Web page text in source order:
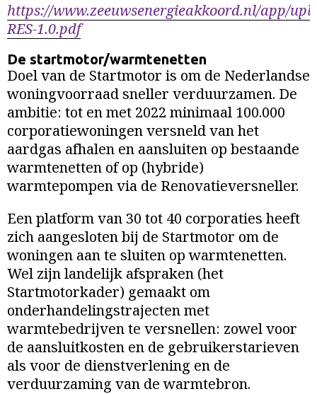
https://www.zeeuwsenergieakkoord.nl/app/
RES-1.0.pdf
De startmotor/warmtenetten
Doel van de Startmotor is om de Nederlandse
woningvoorraad sneller verduurzamen. De
ambitie: tot en met 2022 minimaal 100.000
corporatiewoningen versneld van het
aardgas afhalen en aansluiten op bestaande
warmtenetten of op (hybride)
warmtepompen via de Renovatieversneller.
Een platform van 30 tot 40 corporaties heeft
zich aangesloten bij de Startmotor om de
woningen aan te sluiten op warmtenetten.
Wel zijn landelijk afspraken (het
Startmotorkader) gemaakt om
onderhandelingstrajecten met
warmtebedrijven te versnellen: zowel voor
de aansluitkosten en de gebruikerstarieven
als voor de dienstverlening en de
verduurzaming van de warmtebron.